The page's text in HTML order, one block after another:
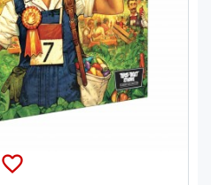
favorite_border